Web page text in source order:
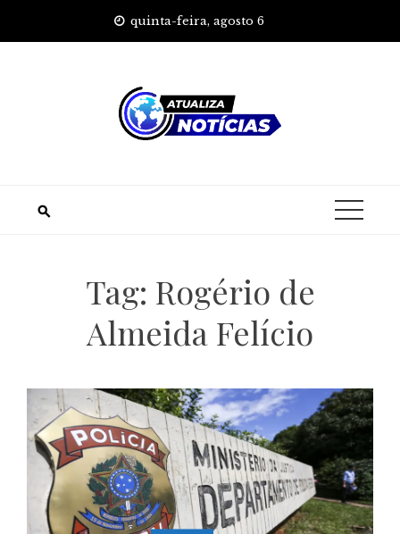
quinta-feira, agosto 6
Tag: Rogério de
Almeida Felício